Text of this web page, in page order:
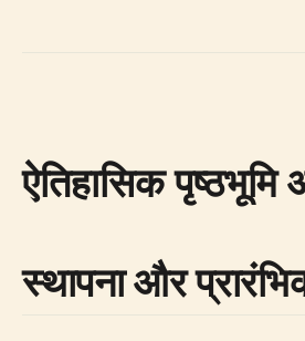
ऐतिहासिक
स्थापना और